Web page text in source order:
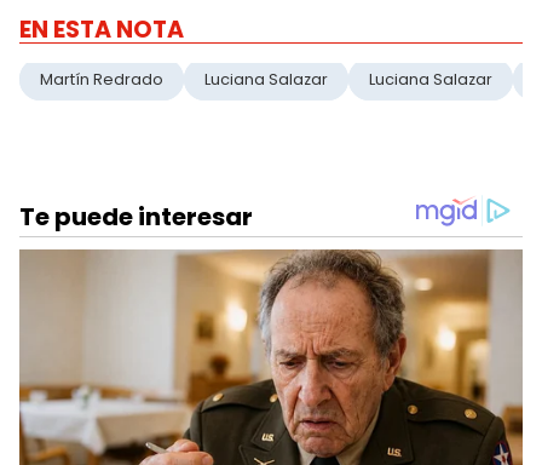
EN ESTA NOTA
Martín Redrado Luciana Salazar Luciana Salazar